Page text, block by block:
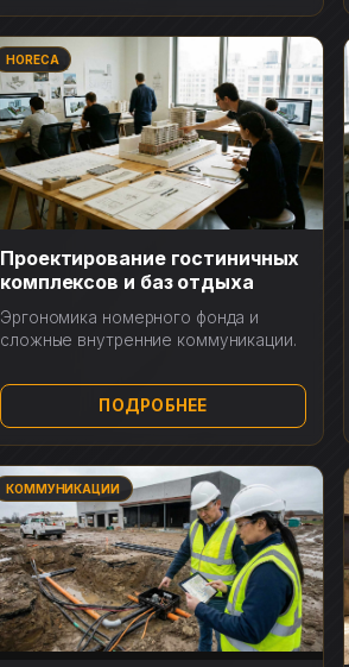
HORECA
Проектирование гостиничных
комплексов и баз отдыха
Эргономика номерного фонда и
сложные внутренние коммуникации.
ПОДРОБНЕЕ
КОММУНИКАЦИИ